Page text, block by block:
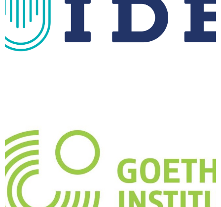
Instituto Cultural Brasil-
Alemanha (ICBA)